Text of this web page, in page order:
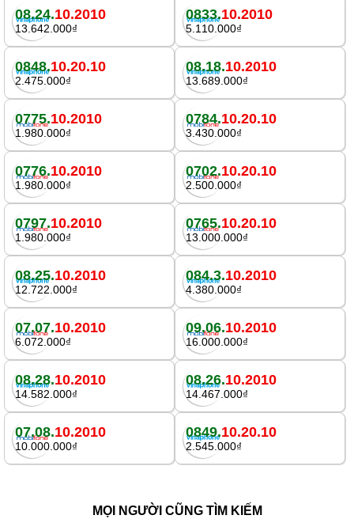
08.24.10.2010
13.642.000₫
0833.10.2010
5.110.000₫
0848.10.20.10
2.475.000₫
08.18.10.2010
13.689.000₫
0775.10.2010
1.980.000₫
0784.10.20.10
3.430.000₫
0776.10.2010
1.980.000₫
0702.10.20.10
2.500.000₫
0797.10.2010
1.980.000₫
0765.10.20.10
13.000.000₫
08.25.10.2010
12.722.000₫
084.3.10.2010
4.380.000₫
07.07.10.2010
6.072.000₫
09.06.10.2010
16.000.000₫
08.28.10.2010
14.582.000₫
08.26.10.2010
14.467.000₫
07.08.10.2010
10.000.000₫
0849.10.20.10
2.545.000₫
MỌI NGƯỜI CŨNG TÌM KIẾM